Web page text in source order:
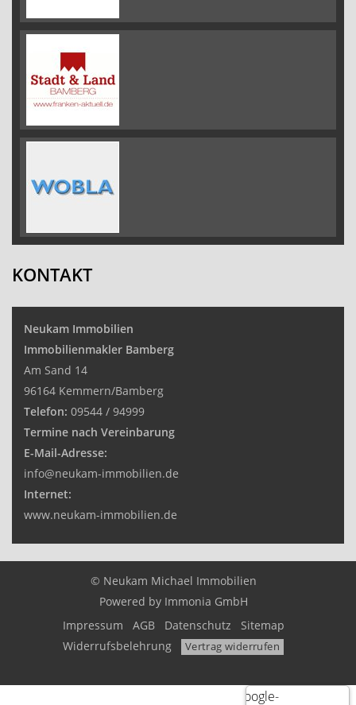
KONTAKT
Neukam Immobilien
Immobilienmakler Bamberg
Am Sand 14
96164 Kemmern/Bamberg
Telefon: 09544 / 94999
Termine nach Vereinbarung
E-Mail-Adresse:
info@neukam-immobilien.de
Internet:
www.neukam-immobilien.de
© Neukam Michael Immobilien
Powered by Immonia GmbH
Impressum
AGB Datenschutz
Sitemap
Widerrufsbelehrung
Vertrag widerrufen
Google-